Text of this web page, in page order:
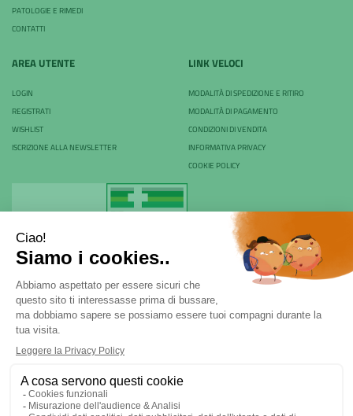
PATOLOGIE E RIMEDI
CONTATTI
AREA UTENTE
LOGIN
REGISTRATI
WISHLIST
ISCRIZIONE ALLA NEWSLETTER
LINK VELOCI
MODALITÀ DI SPEDIZIONE E RITIRO
MODALITÀ DI PAGAMENTO
CONDIZIONI DI VENDITA
INFORMATIVA PRIVACY
COOKIE POLICY
Farmacia Rovani & C. sas - P.Iva 04024530968
Via Rovani 84 - 20099 - Sesto San Giovanni (MI) | Tel.